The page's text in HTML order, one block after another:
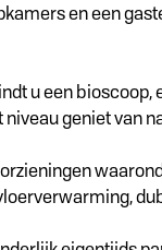
en een
u een
niveau geniet van